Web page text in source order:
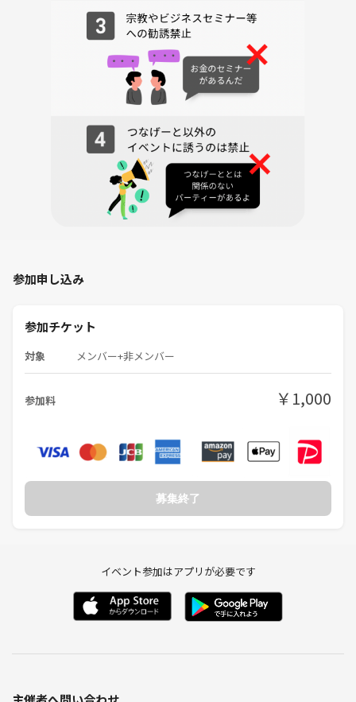
参加申し込み
参加チケット
対象 メンバー+非メンバー
参加料 ￥1,000
募集終了
イベント参加はアプリが必要です